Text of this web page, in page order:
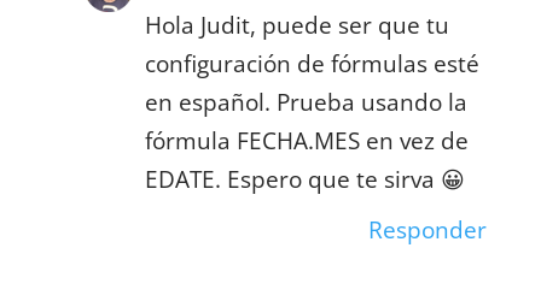
Hola Judit, puede ser que tu
configuración de fórmulas esté
en español. Prueba usando la
fórmula FECHA.MES en vez de
EDATE. Espero que te sirva 😀
Responder